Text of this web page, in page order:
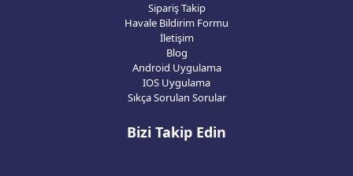
Sipariş Takip
Havale Bildirim Formu
İletişim
Blog
Android Uygulama
IOS Uygulama
Sıkça Sorulan Sorular
Bizi Takip Edin